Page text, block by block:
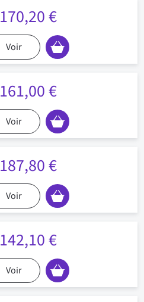
170,20 €
Voir
161,00 €
Voir
187,80 €
Voir
142,10 €
Voir